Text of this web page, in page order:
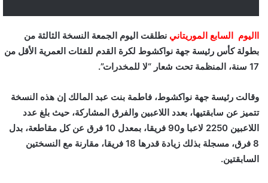
االيوم السابع الموريتاني نطلقت اليوم الجمعة النسخة الثالثة من
بطولة كأس رئيسة جهة نواكشوط لكرة القدم للفئات العمرية الأقل من
17 سنة، المنظمة تحت شعار “لا للمخدرات”.
وقالت رئيسة جهة نواكشوط، فاطمة بنت عبد المالك إن هذه النسخة
تتميز عن سابقتيها، بعدد اللاعبين والفرق المشاركة، حيث بلغ عدد
اللاعبين 2250 لاعبا و90 فريقا، بمعدل 10 فرق عن كل مقاطعة، بدل
8 فرق، مسجلة بذلك زيادة قدرها 18 فريقا، مقارنة مع النسختين
السابقتين.